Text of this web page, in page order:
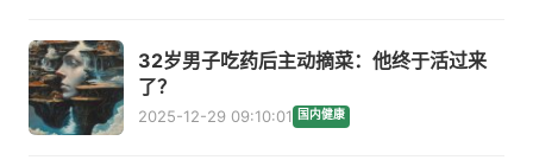
32岁男子吃药后主动摘菜：他终于活过来
了？
2025-12-29 09:10:01 国内健康